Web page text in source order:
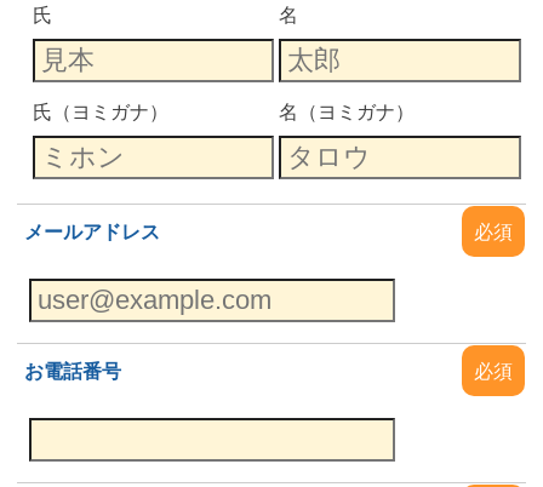
氏 名
氏（ヨミガナ） 名（ヨミガナ）
メールアドレス 必須
お電話番号 必須